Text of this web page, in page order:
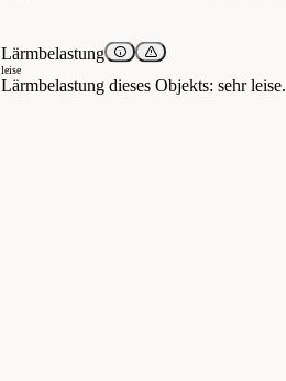
Lärmbelastung
leise
Lärmbelastung dieses Objekts: sehr leise.